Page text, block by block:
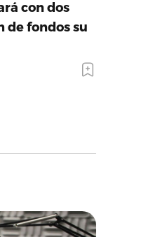
con dos
de fondos su